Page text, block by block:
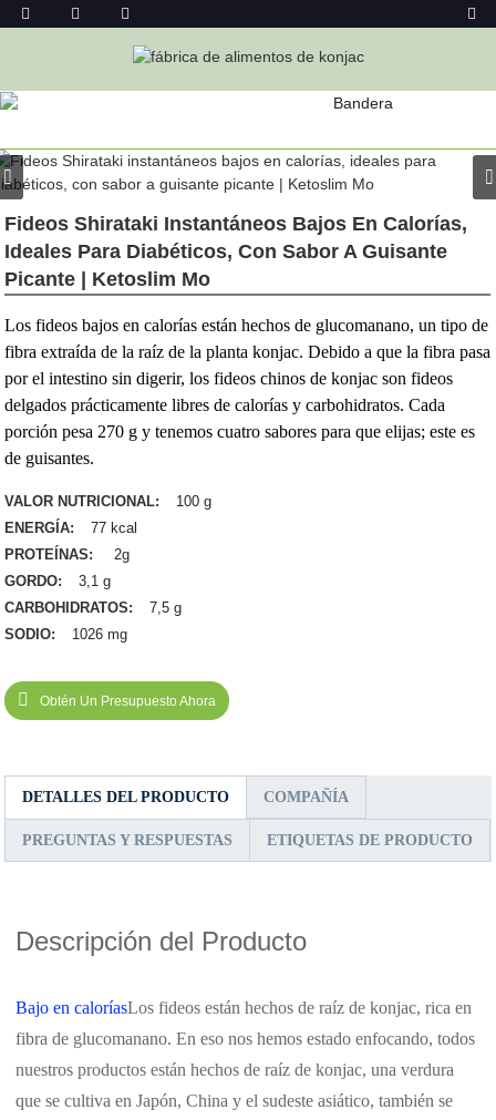
Fideos De Konjac
Fideos Shirataki Instantáneos Bajos En Calorías,
Ideales Para Diabéticos, Con Sabor A Guisante
Picante | Ketoslim Mo
Los fideos bajos en calorías están hechos de glucomanano, un tipo de
fibra extraída de la raíz de la planta konjac. Debido a que la fibra pasa
por el intestino sin digerir, los fideos chinos de konjac son fideos
delgados prácticamente libres de calorías y carbohidratos. Cada
porción pesa 270 g y tenemos cuatro sabores para que elijas; este es
de guisantes.
VALOR NUTRICIONAL:
100 g
ENERGÍA:
77 kcal
PROTEÍNAS:
2g
GORDO:
3,1 g
CARBOHIDRATOS:
7,5 g
SODIO:
1026 mg
Obtén Un Presupuesto Ahora
DETALLES DEL PRODUCTO COMPAÑÍA
PREGUNTAS Y RESPUESTAS ETIQUETAS DE PRODUCTO
Descripción del Producto
Bajo en caloríasLos fideos están hechos de raíz de konjac, rica en
fibra de glucomanano. En eso nos hemos estado enfocando, todos
nuestros productos están hechos de raíz de konjac, una verdura
que se cultiva en Japón, China y el sudeste asiático, también se